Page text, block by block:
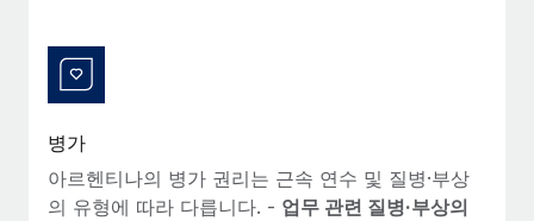
병가
아르헨티나의 병가 권리는 근속 연수 및 질병·부상
의 유형에 따라 다릅니다. - 업무 관련 질병·부상의